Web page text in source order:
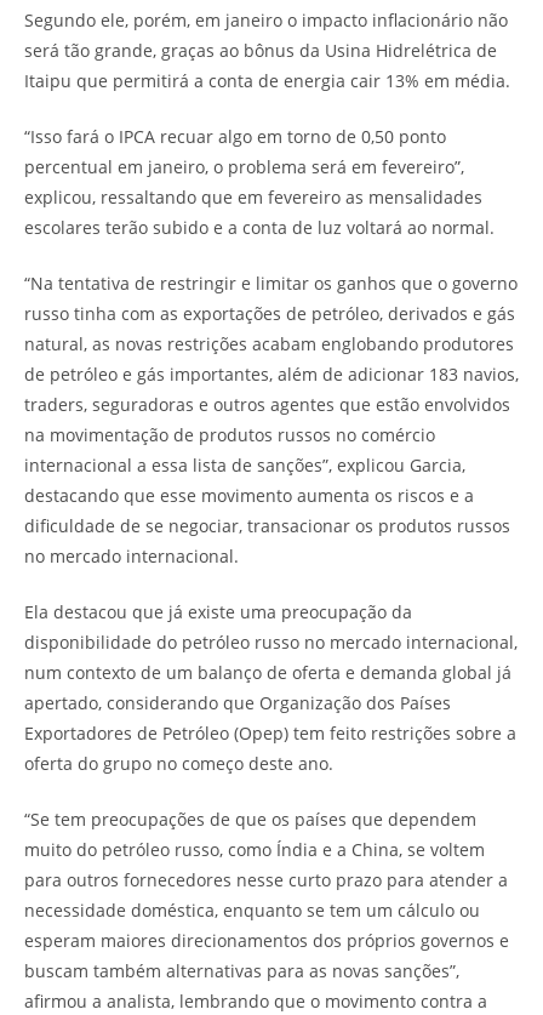
Segundo ele, porém, em janeiro o impacto inflacionário não
será tão grande, graças ao bônus da Usina Hidrelétrica de
Itaipu que permitirá a conta de energia cair 13% em média.
“Isso fará o IPCA recuar algo em torno de 0,50 ponto
percentual em janeiro, o problema será em fevereiro”,
explicou, ressaltando que em fevereiro as mensalidades
escolares terão subido e a conta de luz voltará ao normal.
“Na tentativa de restringir e limitar os ganhos que o governo
russo tinha com as exportações de petróleo, derivados e gás
natural, as novas restrições acabam englobando produtores
de petróleo e gás importantes, além de adicionar 183 navios,
traders, seguradoras e outros agentes que estão envolvidos
na movimentação de produtos russos no comércio
internacional a essa lista de sanções”, explicou Garcia,
destacando que esse movimento aumenta os riscos e a
dificuldade de se negociar, transacionar os produtos russos
no mercado internacional.
Ela destacou que já existe uma preocupação da
disponibilidade do petróleo russo no mercado internacional,
num contexto de um balanço de oferta e demanda global já
apertado, considerando que Organização dos Países
Exportadores de Petróleo (Opep) tem feito restrições sobre a
oferta do grupo no começo deste ano.
“Se tem preocupações de que os países que dependem
muito do petróleo russo, como Índia e a China, se voltem
para outros fornecedores nesse curto prazo para atender a
necessidade doméstica, enquanto se tem um cálculo ou
esperam maiores direcionamentos dos próprios governos e
buscam também alternativas para as novas sanções”,
afirmou a analista, lembrando que o movimento contra a